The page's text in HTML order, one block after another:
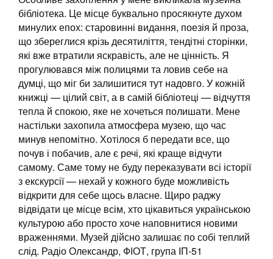
бібліотека. Це місце буквально просякнуте духом
минулих епох: старовинні видання, поезія й проза,
що збереглися крізь десятиліття, тендітні сторінки,
які вже втратили яскравість, але не цінність. Я
прогулювався між полицями та ловив себе на
думці, що міг би залишитися тут надовго. У кожній
книжці — цілий світ, а в самій бібліотеці — відчуття
тепла й спокою, яке не хочеться полишати. Мене
настільки захопила атмосфера музею, що час
минув непомітно. Хотілося б передати все, що
почув і побачив, але є речі, які краще відчути
самому. Саме тому не буду переказувати всі історії
з екскурсії — нехай у кожного буде можливість
відкрити для себе щось власне. Щиро раджу
відвідати це місце всім, хто цікавиться українською
культурою або просто хоче наповнитися новими
враженнями. Музей дійсно залишає по собі теплий
слід. Радіо Олександр, ФІОТ, група ІП-51